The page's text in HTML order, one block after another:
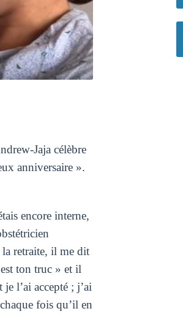
Jaja célèbre
anniversaire ».
encore interne,
retraite, il me dit
ton truc » et il
l’ai accepté ; j’ai
fois qu’il en